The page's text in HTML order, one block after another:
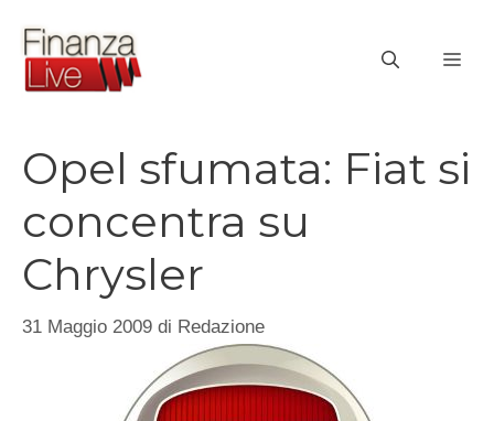
contenuto
Opel sfumata: Fiat si
concentra su
Chrysler
31 Maggio 2009 di Redazione